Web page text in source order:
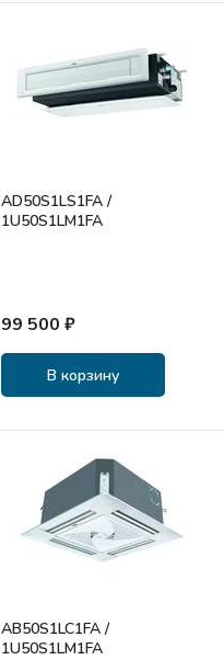
AD50S1LS1FA /
1U50S1LM1FA
99 500 ₽
В корзину
AB50S1LC1FA /
1U50S1LM1FA